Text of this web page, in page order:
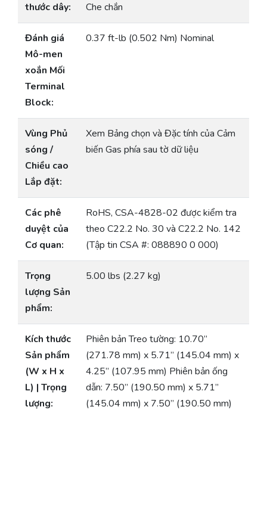
thước dây:
Che chắn
Đánh giá
Mô-men
xoắn Mối
Terminal
Block:
0.37 ft-lb (0.502 Nm) Nominal
Vùng Phủ
sóng /
Chiều cao
Lắp đặt:
Xem Bảng chọn và Đặc tính của Cảm
biến Gas phía sau tờ dữ liệu
Các phê
duyệt của
Cơ quan:
RoHS, CSA-4828-02 được kiểm tra
theo C22.2 No. 30 và C22.2 No. 142
(Tập tin CSA #: 088890 0 000)
Trọng
lượng Sản
phẩm:
5.00 lbs (2.27 kg)
Kích thước
Sản phẩm
(W x H x
L) | Trọng
lượng:
Phiên bản Treo tường: 10.70”
(271.78 mm) x 5.71” (145.04 mm) x
4.25” (107.95 mm) Phiên bản ống
dẫn: 7.50” (190.50 mm) x 5.71”
(145.04 mm) x 7.50” (190.50 mm)